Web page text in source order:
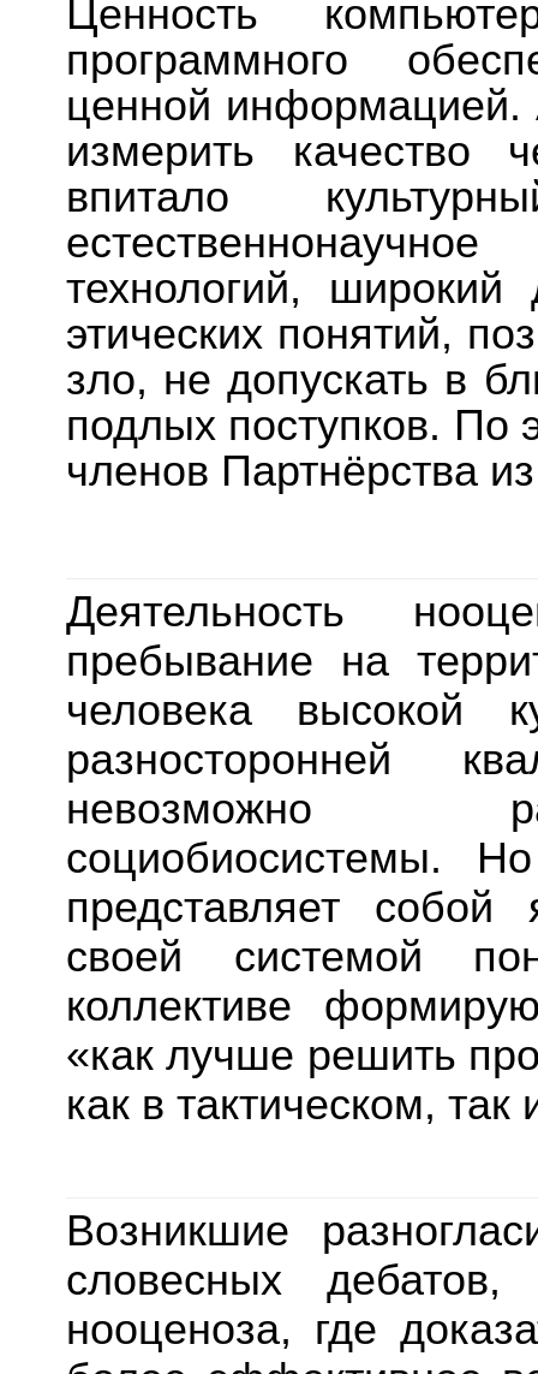
Ценность
программного
ценной
измерить качество
впитало
технологий,
этических понятий,
зло, не допускать в
подлых поступков. По
членов Партнёрства
Деятельность
пребывание на
человека высокой
разносторонней
невозможно
социобиосистемы.
представляет собой
своей системой
коллективе
«как лучше решить
как в тактическом,
Возникшие
словесных
нооценоза, где